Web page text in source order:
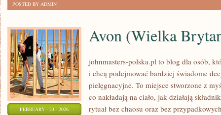
POSTED BY ADMIN
FEBRUARY - 23 - 2026
Avon (Wielka
johnmasters-polska.pl to blog dla osób,
i chcą podejmować bardziej świadome
pielęgnacyjne. To miejsce stworzone z
co nakładają na ciało, jak działają
rytuał bez chaosu oraz bez